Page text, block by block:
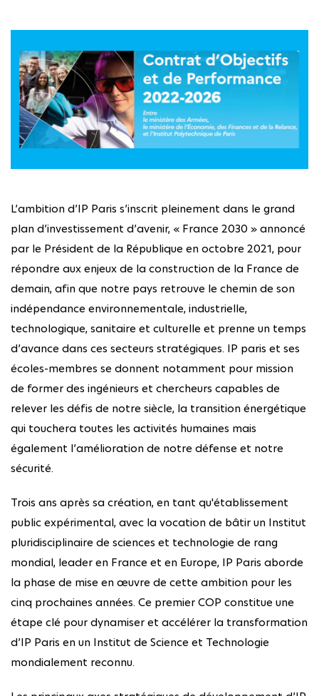
L’ambition d’IP Paris s’inscrit pleinement dans le grand
plan d’investissement d’avenir, « France 2030 » annoncé
par le Président de la République en octobre 2021, pour
répondre aux enjeux de la construction de la France de
demain, afin que notre pays retrouve le chemin de son
indépendance environnementale, industrielle,
technologique, sanitaire et culturelle et prenne un temps
d’avance dans ces secteurs stratégiques. IP paris et ses
écoles-membres se donnent notamment pour mission
de former des ingénieurs et chercheurs capables de
relever les défis de notre siècle, la transition énergétique
qui touchera toutes les activités humaines mais
également l’amélioration de notre défense et notre
sécurité.
Trois ans après sa création, en tant qu'établissement
public expérimental, avec la vocation de bâtir un Institut
pluridisciplinaire de sciences et technologie de rang
mondial, leader en France et en Europe, IP Paris aborde
la phase de mise en œuvre de cette ambition pour les
cinq prochaines années. Ce premier COP constitue une
étape clé pour dynamiser et accélérer la transformation
d’IP Paris en un Institut de Science et Technologie
mondialement reconnu.